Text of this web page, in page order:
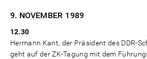
9. NOVEMBER 1989
12.30
Hermann Kant, der Präsident des DDR-
geht auf der ZK-Tagung mit dem